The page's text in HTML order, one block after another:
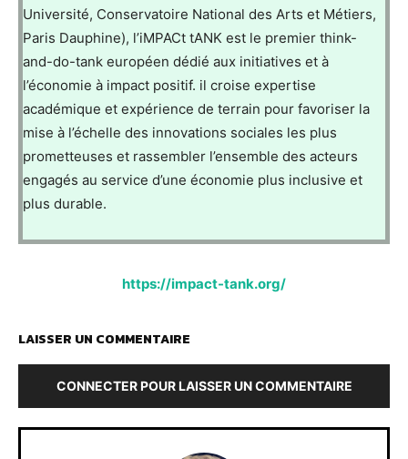
Université, Conservatoire National des Arts et Métiers,
Paris Dauphine), l’iMPACt tANK est le premier think-
and-do-tank européen dédié aux initiatives et à
l’économie à impact positif. il croise expertise
académique et expérience de terrain pour favoriser la
mise à l’échelle des innovations sociales les plus
prometteuses et rassembler l’ensemble des acteurs
engagés au service d’une économie plus inclusive et
plus durable.
https://impact-tank.org/
LAISSER UN COMMENTAIRE
CONNECTER POUR LAISSER UN COMMENTAIRE